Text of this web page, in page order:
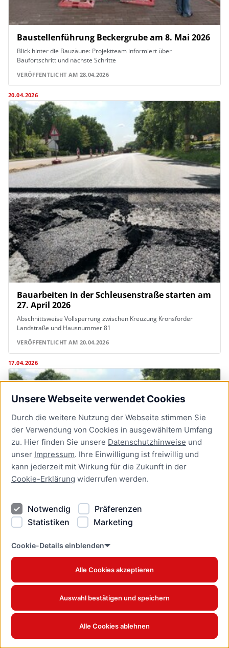
Unsere Webseite verwendet Cookies
Durch die weitere Nutzung der Webseite stimmen Sie
der Verwendung von Cookies in ausgewähltem Umfang
zu. Hier finden Sie unsere Datenschutzhinweise und
unser Impressum. Ihre Einwilligung ist freiwillig und
kann jederzeit mit Wirkung für die Zukunft in der
Cookie-Erklärung widerrufen werden.
Notwendig
Präferenzen
Statistiken
Marketing
Cookie-Details einblenden
Alle Cookies akzeptieren
Auswahl bestätigen und speichern
Alle Cookies ablehnen
Baustellenführung Beckergrube am 8. Mai 2026
Blick hinter die Bauzäune: Projektteam informiert über
Baufortschritt und nächste Schritte
VERÖFFENTLICHT AM 28.04.2026
20.04.2026
Bauarbeiten in der Schleusenstraße starten am
27. April 2026
Abschnittsweise Vollsperrung zwischen Kreuzung Kronsforder
Landstraße und Hausnummer 81
VERÖFFENTLICHT AM 20.04.2026
17.04.2026
Ab 20. April starten die Arbeiten an der Haltestelle stadteinwärts an
der Ratzeburger Landstraße
VERÖFFENTLICHT AM 17.04.2026